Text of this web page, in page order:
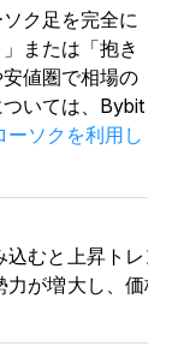
ク足を完全に
または「抱き
値圏で相場の
いては、Bybit
ーソクを利用し
むと上昇トレン
が増大し、価格